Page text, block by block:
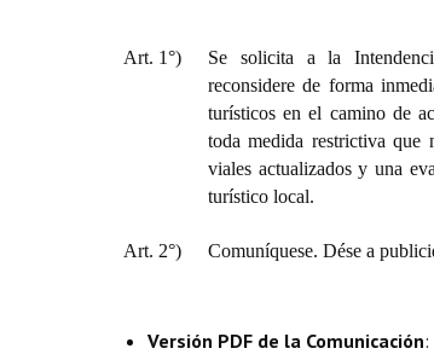
Art. 1°)
Se solicita a la
reconsidere de forma
turísticos en el camino de
toda medida restrictiva que
viales actualizados y una
turístico local.
Art. 2°) Comuníquese. Dése a
Versión PDF de la Comunicación: